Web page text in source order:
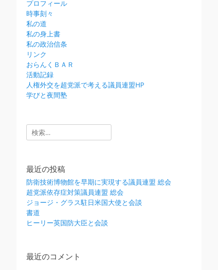
プロフィール
時事刻々
私の道
私の身上書
私の政治信条
リンク
おらんくＢＡＲ
活動記録
人権外交を超党派で考える議員連盟HP
学びと夜間塾
検
索:
最近の投稿
防衛技術博物館を早期に実現する議員連盟 総会
超党派依存症対策議員連盟 総会
ジョージ・グラス駐日米国大使と会談
書道
ヒーリー英国防大臣と会談
最近のコメント